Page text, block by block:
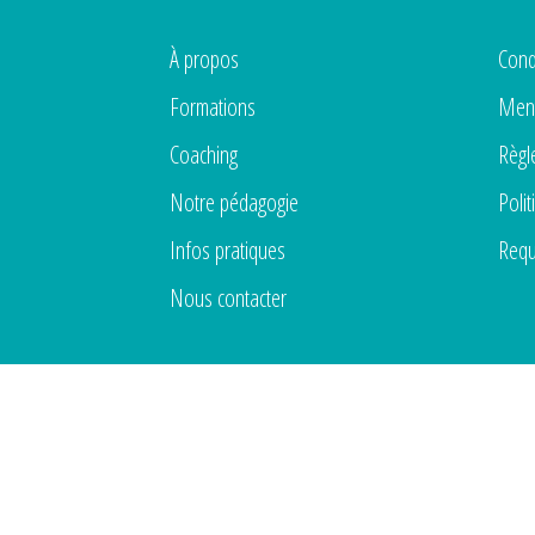
À propos
Formations
Coaching
Notre pédagogie
Infos pratiques
Nous contacter